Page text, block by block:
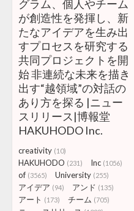
グラム、個人やチーム
が創造性を発揮し、新
たなアイデアを生み出
すプロセスを研究する
共同プロジェクトを開
始 非連続な未来を描き
出す“越領域”の対話の
あり方を探る |ニュー
スリリース|博報堂
HAKUHODO Inc.
creativity (10)
HAKUHODO (231) Inc (1056)
of (3565) University (255)
アイデア (94) アンド (135)
アート (173) チーム (705)